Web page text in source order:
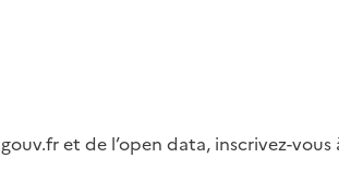
et de l’open data, inscrivez-